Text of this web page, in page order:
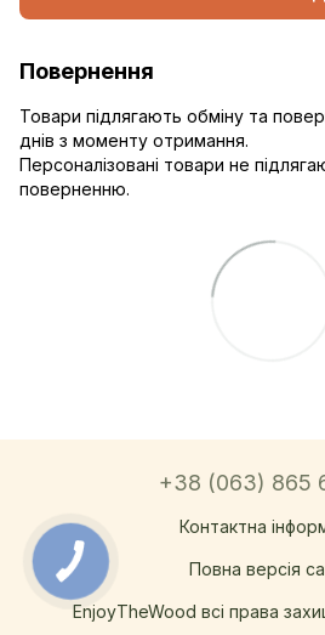
Повернення
Товари підлягають обміну та
днів з моменту отримання.
Персоналізовані товари не
поверненню.
+38 (063) 865
Контактна
Повна версія
EnjoyTheWood всі права